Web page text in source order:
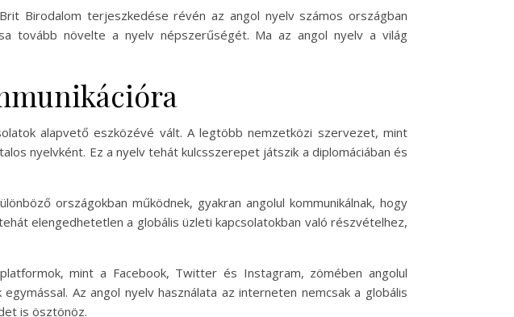
Birodalom terjeszkedése révén az angol nyelv számos országban
tovább növelte a nyelv népszerűségét. Ma az angol nyelv a világ
alapvető eszközévé vált. A legtöbb nemzetközi szervezet, mint
nyelvként. Ez a nyelv tehát kulcsszerepet játszik a diplomáciában és
országokban működnek, gyakran angolul kommunikálnak, hogy
elengedhetetlen a globális üzleti kapcsolatokban való részvételhez,
mint a Facebook, Twitter és Instagram, zömében angolul
Az angol nyelv használata az interneten nemcsak a globális
is ösztönöz.